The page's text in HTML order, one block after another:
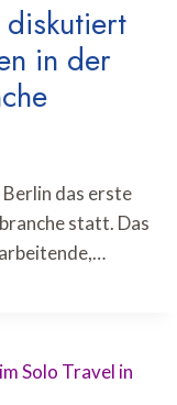
in der
das erste
statt. Das